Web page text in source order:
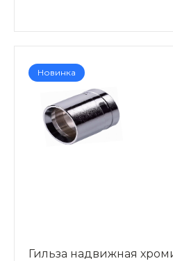
Новинка
Гильза надвижная